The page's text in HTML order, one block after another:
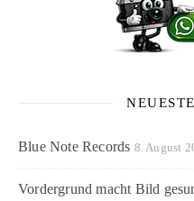
Blue Note Records 8. August
Vordergrund macht Bild